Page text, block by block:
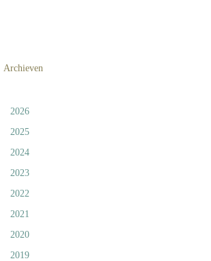
Archieven
2026
2025
2024
2023
2022
2021
2020
2019